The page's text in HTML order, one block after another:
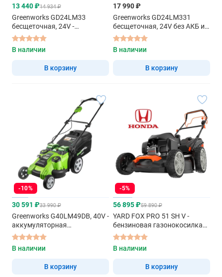
13 440 ₽14 934 ₽
Greenworks GD24LM33
бесщеточная, 24V -
аккумуляторная
газонокосилка
В наличии
В корзину
17 990 ₽
Greenworks GD24LM331
бесщеточная, 24V без АКБ и
ЗУ - аккумуляторная
газонокосилка
В наличии
В корзину
-10%
30 591 ₽33 990 ₽
Greenworks G40LM49DB, 40V -
аккумуляторная
газонокосилка
В наличии
В корзину
-5%
56 895 ₽59 890 ₽
YARD FOX PRO 51 SH V -
бензиновая газонокосилка
самоходная
В наличии
В корзину